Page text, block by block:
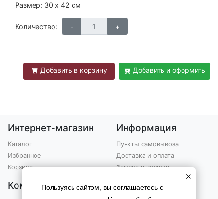
Размер: 30 х 42 см
Количество:
Добавить в корзину Добавить и оформить
Интернет-магазин
Каталог
Избранное
Корзина
Информация
Пункты самовывоза
Доставка и оплата
Замена и возврат
Компания Контакты
×
Пользуясь сайтом, вы соглашаетесь с